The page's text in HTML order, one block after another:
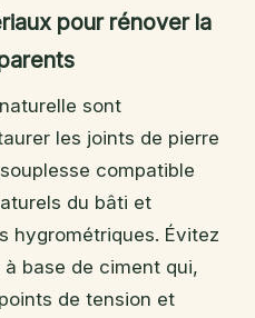
pour rénover la
sont
les joints de pierre
compatible
du bâti et
hygrométriques. Évitez
base de ciment qui,
de tension et